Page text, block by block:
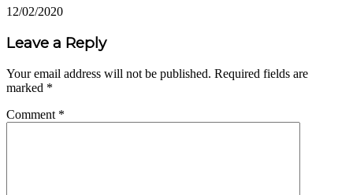
12/02/2020
Leave a Reply
Your email address will not be published. Required fields are
marked *
Comment *